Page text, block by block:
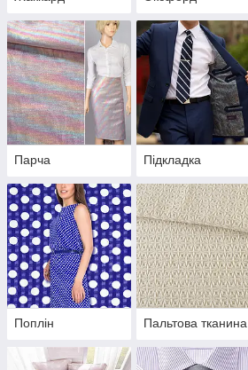
Парча Підкладка
Поплін Пальтова тканина